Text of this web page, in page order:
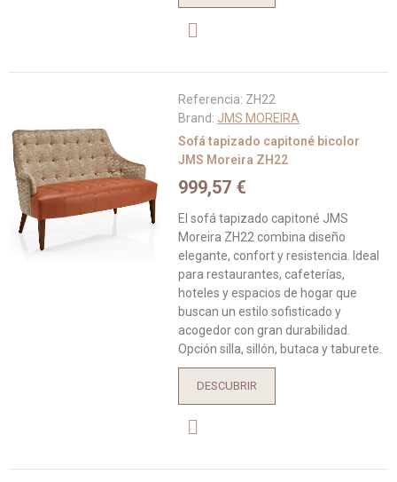
Referencia: ZH22
Brand: JMS MOREIRA
Sofá tapizado capitoné bicolor
JMS Moreira ZH22
999,57 €
El sofá tapizado capitoné JMS
Moreira ZH22 combina diseño
elegante, confort y resistencia. Ideal
para restaurantes, cafeterías,
hoteles y espacios de hogar que
buscan un estilo sofisticado y
acogedor con gran durabilidad.
Opción silla, sillón, butaca y taburete.
DESCUBRIR